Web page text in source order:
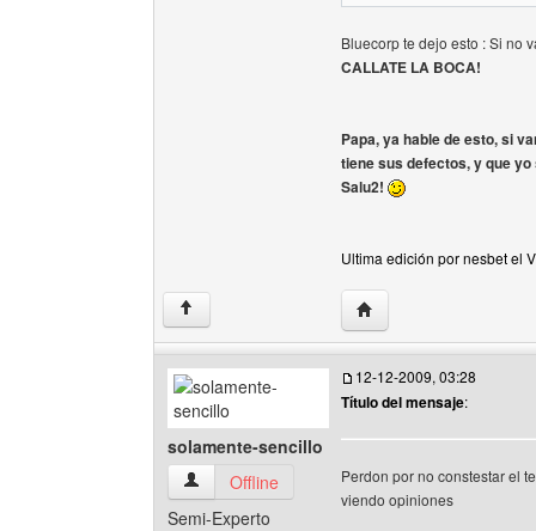
Bluecorp te dejo esto : Si no
CALLATE LA BOCA!
Papa, ya hable de esto, si
tiene sus defectos, y que
Salu2!
Ultima edición por nesbet el
↑ Visitar sitio web del
solamente-sencillo
solamente-sencillo Ver perfil del usuario
Offline
Semi-Experto
12-12-2009, 03:28
Título del mensaje:
Perdon por no constestar el
viendo opiniones